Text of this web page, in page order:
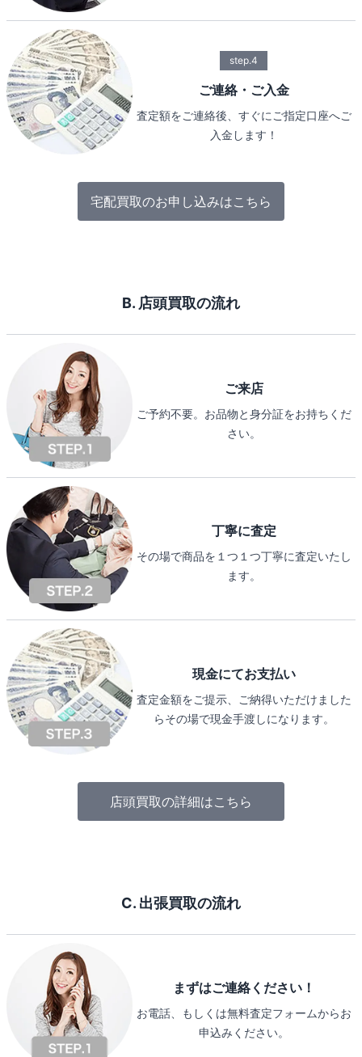
step.4
ご連絡・ご入金
査定額をご連絡後、すぐにご指定口座へご
入金します！
宅配買取のお申し込みはこちら
B. 店頭買取の流れ
ご来店
ご予約不要。お品物と身分証をお持ちくだ
さい。
丁寧に査定
その場で商品を１つ１つ丁寧に査定いたし
ます。
現金にてお支払い
査定金額をご提示、ご納得いただけました
らその場で現金手渡しになります。
店頭買取の詳細はこちら
C. 出張買取の流れ
まずはご連絡ください！
お電話、もしくは無料査定フォームからお
申込みください。